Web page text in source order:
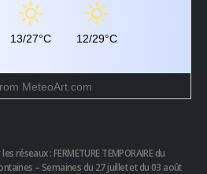
13/27°C 12/29°C
MeteoArt.com
réseaux : FERMETURE TEMPORAIRE du
– Semaines du 27 juillet et du 03 août